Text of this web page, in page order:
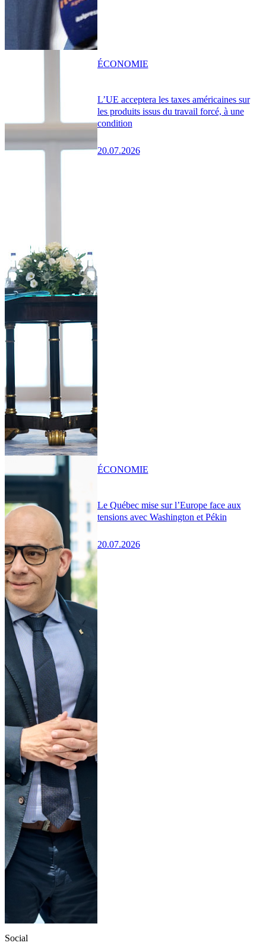
L’UE acceptera les taxes américaines sur
les produits issus du travail forcé, à une
condition
20.07.2026
ÉCONOMIE
Le Québec mise sur l’Europe face aux
tensions avec Washington et Pékin
20.07.2026
ÉCONOMIE
Social